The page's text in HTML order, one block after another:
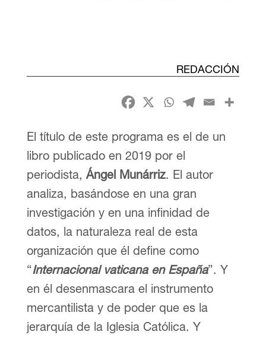
REDACCIÓN
El título de este programa es el de un
libro publicado en 2019 por el
periodista, Ángel Munárriz. El autor
analiza, basándose en una gran
investigación y en una infinidad de
datos, la naturaleza real de esta
organización que él define como
“Internacional vaticana en España”. Y
en él desenmascara el instrumento
mercantilista y de poder que es la
jerarquía de la Iglesia Católica. Y